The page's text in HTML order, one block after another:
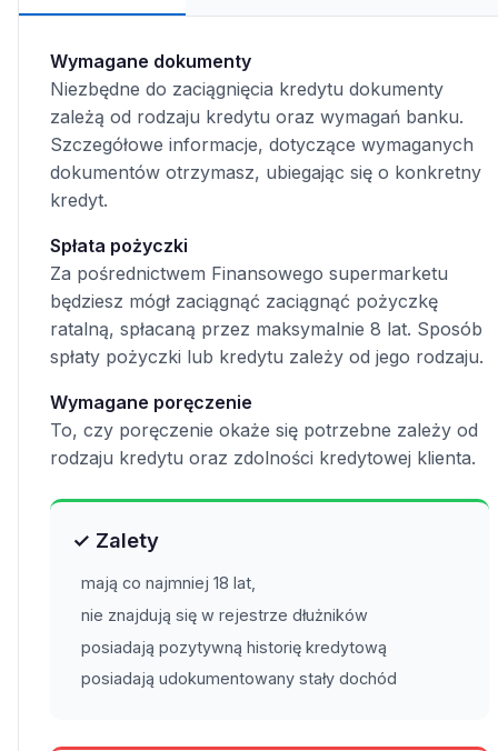
Wymagane dokumenty
Niezbędne do zaciągnięcia kredytu dokumenty
zależą od rodzaju kredytu oraz wymagań banku.
Szczegółowe informacje, dotyczące wymaganych
dokumentów otrzymasz, ubiegając się o konkretny
kredyt.
Spłata pożyczki
Za pośrednictwem Finansowego supermarketu
będziesz mógł zaciągnąć zaciągnąć pożyczkę
ratalną, spłacaną przez maksymalnie 8 lat. Sposób
spłaty pożyczki lub kredytu zależy od jego rodzaju.
Wymagane poręczenie
To, czy poręczenie okaże się potrzebne zależy od
rodzaju kredytu oraz zdolności kredytowej klienta.
✓ Zalety
mają co najmniej 18 lat,
nie znajdują się w rejestrze dłużników
posiadają pozytywną historię kredytową
posiadają udokumentowany stały dochód